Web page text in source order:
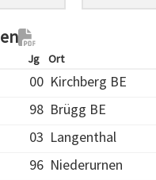
Jg Ort
00 Kirchberg BE
98 Brügg BE
03 Langenthal
96 Niederurnen